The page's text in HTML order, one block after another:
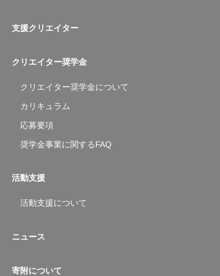
支援クリエイター
クリエイター奨学金
クリエイター奨学金について
カリキュラム
応募要項
奨学金事業に関するFAQ
活動支援
活動支援について
ニュース
寄附について